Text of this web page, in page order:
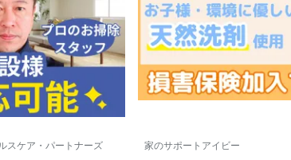
スケア・パートナーズ 家のサポートアイビー